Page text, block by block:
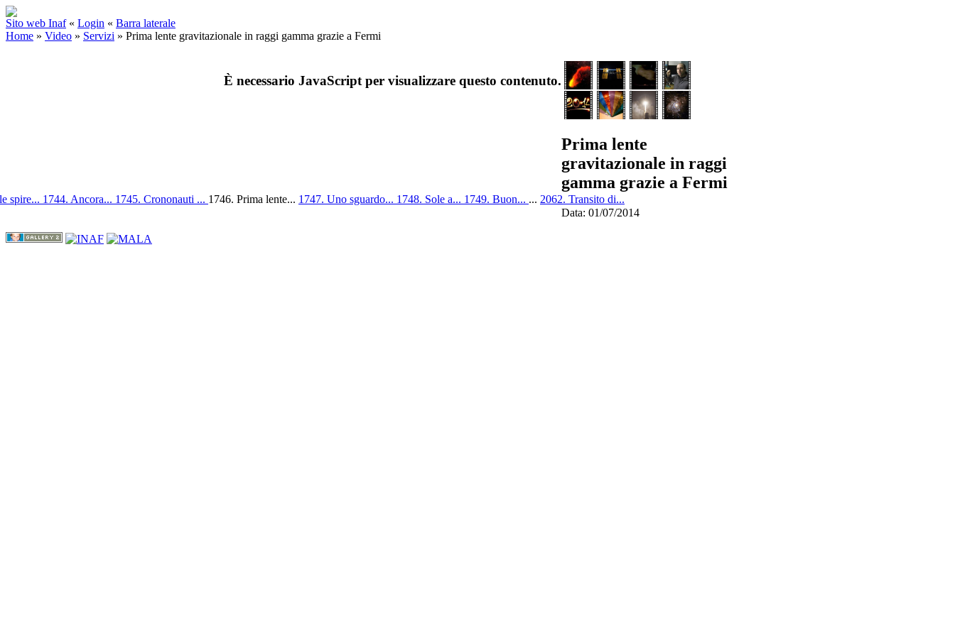
Sito web Inaf « Login « Barra laterale
Home » Video » Servizi » Prima lente gravitazionale in raggi gamma grazie a Fermi
È necessario JavaScript per visualizzare questo contenuto.
Prima lente
gravitazionale in raggi
gamma grazie a Fermi
Data: 01/07/2014
spire... 1744. Ancora... 1745. Crononauti ... 1746. Prima lente... 1747. Uno sguardo... 1748. Sole a... 1749. Buon... ... 2062. Transito di...